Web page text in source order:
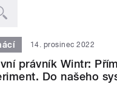
14. prosinec 2022
právník Wintr:
Do našeho